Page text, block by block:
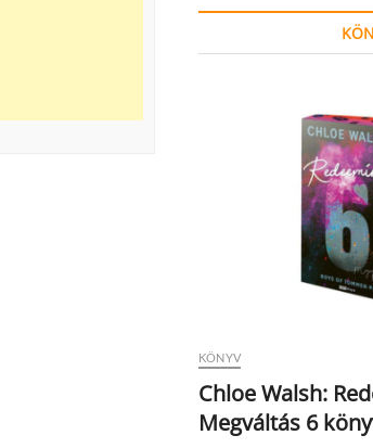
KÖNYV
Chloe Walsh:
Megváltás 6